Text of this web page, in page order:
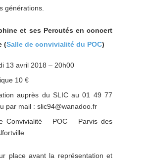
générations.
et ses Percutés en concert
(Salle de convivialité du POC)
13 avril 2018 – 20h00
10 €
auprès du SLIC au 01 49 77
par mail : slic94@wanadoo.fr
Convivialité – POC – Parvis des
place avant la représentation et